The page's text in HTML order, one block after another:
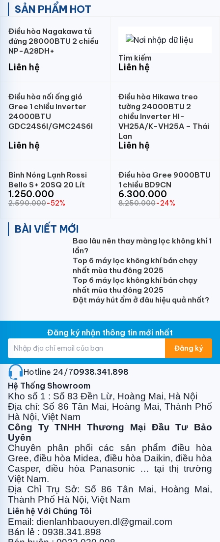
SẢN PHẨM HOT
Điều hòa Nagakawa tủ
đứng 28000BTU 2 chiều
NP-A28DH+
Liên hệ
Tìm kiếm
Liên hệ
Điều hòa nối ống gió
Gree 1 chiều Inverter
24000BTU
GDC24S6I/GMC24S6I
Liên hệ
Điều hòa Hikawa treo
tường 24000BTU 2
chiều Inverter HI-
VH25A/K-VH25A – Thái
Lan
Liên hệ
Bình Nóng Lạnh Rossi
Bello S+ 20SQ 20 Lít
1.250.000
2.590.000-52%
Điều hòa Gree 9000BTU
1 chiều BD9CN
6.300.000
8.250.000-24%
BÀI VIẾT MỚI
Bao lâu nên thay màng lọc không khí 1
lần?
Top 6 máy lọc không khí bán chạy
nhất mùa thu đông 2025
Top 6 máy lọc không khí bán chạy
nhất mùa thu đông 2025
Đặt máy hút ẩm ở đâu hiệu quả nhất?
Đăng ký nhận thông tin mới nhất
Đăng ký
Hotline 24/7:0938.341.898
Hệ Thống Showroom
Kho số 1 : Số 83 Đền Lừ, Hoàng Mai, Hà Nội
Địa chỉ: Số 86 Tân Mai, Hoàng Mai, Thành Phố
Hà Nội, Việt Nam
Công Ty TNHH Thương Mại Đầu Tư Bảo
Uyên
Chuyên phân phối các sản phẩm điều hòa
Gree, điều hòa Midea, điều hòa Daikin, điều hòa
Casper, điều hòa Panasonic … tại thị trường
Việt Nam.
Địa Chỉ Trụ Sở: Số 86 Tân Mai, Hoàng Mai,
Thành Phố Hà Nội, Việt Nam
Liên hệ Với Chúng Tôi
Email: dienlanhbaouyen.dl@gmail.com
Bán lẻ : 0938.341.898